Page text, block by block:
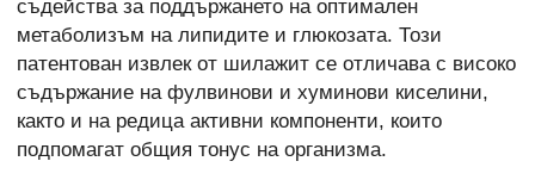
съдейства за поддържането на оптимален
метаболизъм на липидите и глюкозата. Този
патентован извлек от шилажит се отличава с високо
съдържание на фулвинови и хуминови киселини,
както и на редица активни компоненти, които
подпомагат общия тонус на организма.